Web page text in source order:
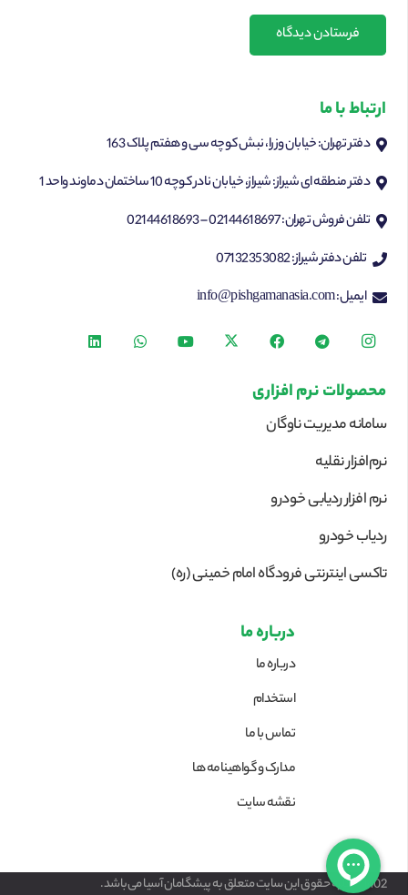
فرستادن دیدگاه
ارتباط با ما
دفتر تهران: خیابان وزرا، نبش کوچه سی و هفتم پلاک 163
دفتر منطقه ای شیراز: شیراز، خیابان نادر کوچه 10 ساختمان دماوند واحد 1
تلفن فروش تهران: 02144618697 – 02144618693
تلفن دفتر شیراز: 07132353082
ایمیل: info@pishgamanasia.com
محصولات نرم افزاری
سامانه مدیریت ناوگان
نرم‌افزار نقلیه
نرم افزار ردیابی خودرو
ردیاب خودرو
تاکسی اینترنتی فرودگاه امام خمینی (ره)
درباره ما
درباره ما
استخدام
تماس با ما
مدارک و گواهینامه ها
نقشه سایت
1402 © کلیه حقوق این سایت متعلق به پیشگامان آسیا می‌باشد.